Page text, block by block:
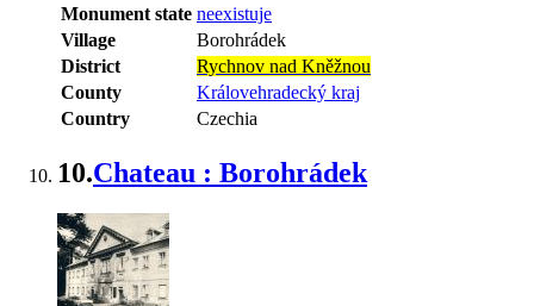
Monument state neexistuje
Village
Borohrádek
District
Rychnov nad Kněžnou
County
Královehradecký kraj
Country
Czechia
10.Chateau : Borohrádek